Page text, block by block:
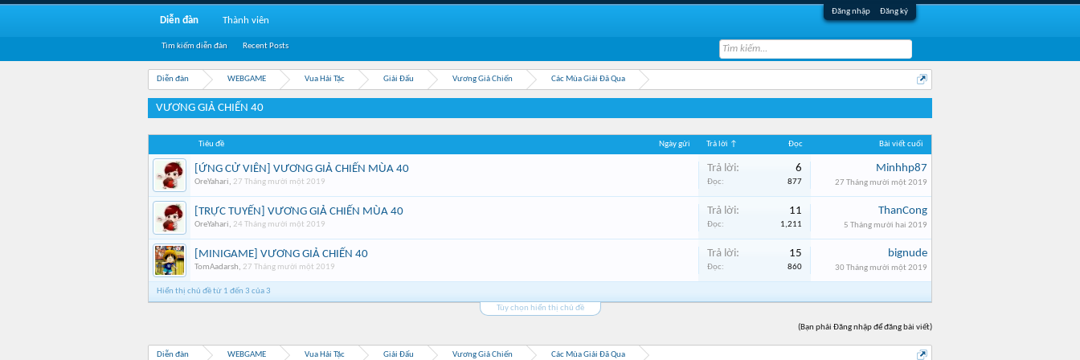
Đăng nhập Đăng ký
Diễn đàn WEBGAME Vua Hải Tặc Giải Đấu Vương Giả Chiến Các Mùa Giải Đã Qua
VƯƠNG GIẢ CHIẾN 40
Tiêu đề Ngày gửi Trả lời ↑ Đọc Bài viết cuối
[ỨNG CỬ VIÊN] VƯƠNG GIẢ CHIẾN MÙA 40
OreYahari, 27 Tháng mười một 2019
Trả lời: 6
Đọc: 877
Minhhp87
27 Tháng mười một 2019
[TRỰC TUYẾN] VƯƠNG GIẢ CHIẾN MÙA 40
OreYahari, 24 Tháng mười một 2019
Trả lời: 11
Đọc: 1,211
ThanCong
5 Tháng mười hai 2019
[MINIGAME] VƯƠNG GIẢ CHIẾN 40
TomAadarsh, 27 Tháng mười một 2019
Trả lời: 15
Đọc: 860
bignude
30 Tháng mười một 2019
Hiển thị chủ đề từ 1 đến 3 của 3
Tùy chọn hiển thị chủ đề
(Bạn phải Đăng nhập để đăng bài viết)
Diễn đàn WEBGAME Vua Hải Tặc Giải Đấu Vương Giả Chiến Các Mùa Giải Đã Qua
Diễn đàn
Tìm kiếm diễn đàn Recent Posts
Thành viên